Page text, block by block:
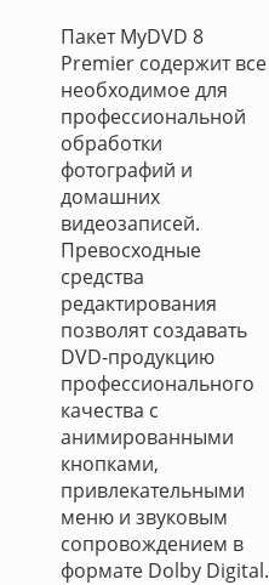
Пакет MyDVD 8
Premier содержит все
необходимое для
профессиональной
обработки
фотографий и
домашних
видеозаписей.
Превосходные
средства
редактирования
позволят создавать
DVD-продукцию
профессионального
качества с
анимированными
кнопками,
привлекательными
меню и звуковым
сопровождением в
формате Dolby Digital.